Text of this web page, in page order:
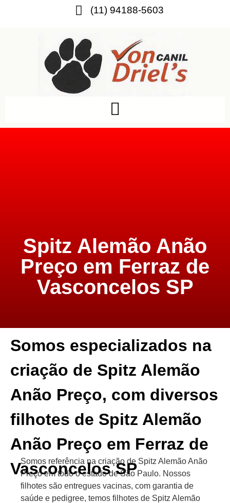
(11) 94188-5603
Spitz Alemão Anão
Preço em Ferraz de
Vasconcelos SP
Somos especializados na
criação de Spitz Alemão
Anão Preço, com diversos
filhotes de Spitz Alemão
Anão Preço em Ferraz de
Vasconcelos SP
Somos referência na criação de Spitz Alemão Anão
Preço em todo o estado de São Paulo. Nossos
filhotes são entregues vacinas, com garantia de
saúde e pedigree, temos filhotes de Spitz Alemão